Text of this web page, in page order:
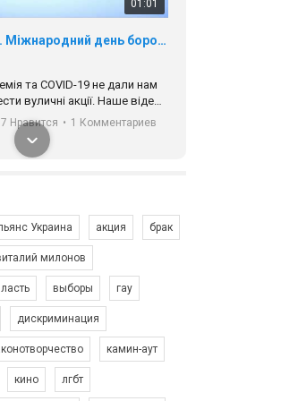
01:01
17 травня IDAHO. Міжнародний день боротьби з гомофобією трансфобією і біфобія.
та COVІD-19 не дали нам
вуличні акції. Наше відео-
навіть коли ми у різних
зустрінеться, ми разом. Ми
поділяє цінності рівності та
до нас. Регіональні
областях України.
Нравится • 1 Комментариев
Зупинимо насильство проти ЛГБТ в Україні! Stop violence against LGBT in Ukraine!
промо-ролік на
Украина акция брак
милонов
выборы гау
дискриминация
камин-аут
кино лгбт